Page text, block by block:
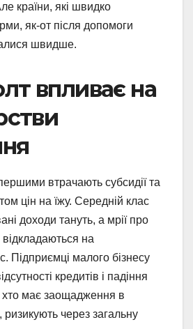
країни, які швидко
як-от після допомоги
швидше.
впливає на
втрачають субсидії та
цін на їжу. Середній клас
доходи тануть, а мрії про
на
Підприємці малого бізнесу
кредитів і падіння
хто має заощадження в
ризикують через загальну